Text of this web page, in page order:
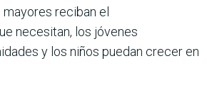
reciban el
necesitan, los jóvenes
y los niños puedan crecer en